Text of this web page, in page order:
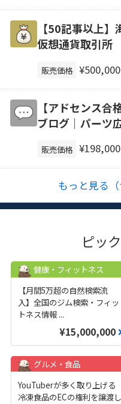
【50記事以上
仮想通貨取引所
販売価格 ¥500,000
【アドセンス
ブログ｜パーツ
販売価格 ¥198,000
もっと見る（
ピッ
健康・フィットネス
【月間5万超の自然検索流
入】全国のジム検索・フィッ
トネス情報 ...
¥15,000,000
グルメ・食品
YouTuberが多く取り上げる
冷凍食品のECの権利を譲渡し